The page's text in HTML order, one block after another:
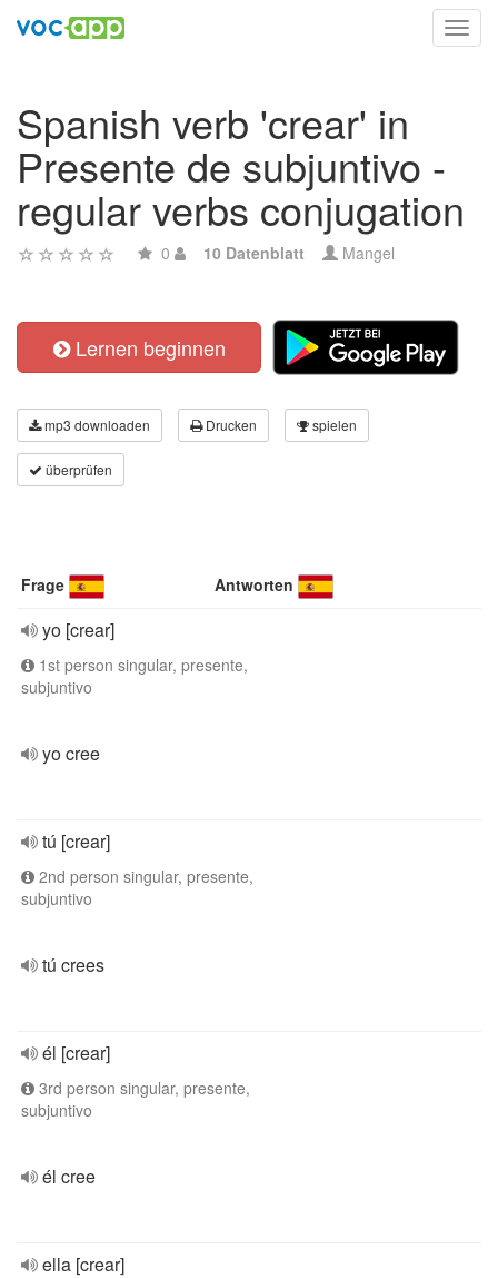
Spanish verb 'crear' in
Presente de subjuntivo -
regular verbs conjugation
0 10 Datenblatt Mangel
Lernen beginnen
mp3 downloaden Drucken spielen
überprüfen
Frage Antworten
yo [crear]
1st person singular, presente,
subjuntivo
yo cree
tú [crear]
2nd person singular, presente,
subjuntivo
tú crees
él [crear]
3rd person singular, presente,
subjuntivo
él cree
ella [crear]